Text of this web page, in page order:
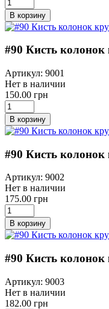
В корзину
#90 Кисть
Артикул: 9001
Нет в наличии
150.00 грн
В корзину
#90 Кисть
Артикул: 9002
Нет в наличии
175.00 грн
В корзину
#90 Кисть
Артикул: 9003
Нет в наличии
182.00 грн